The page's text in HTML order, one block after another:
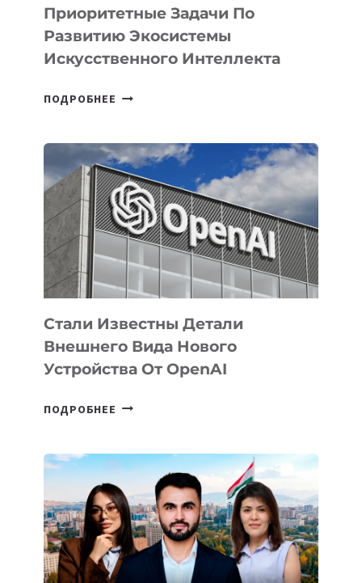
Приоритетные Задачи По
Развитию Экосистемы
Искусственного Интеллекта
ПОДРОБНЕЕ
ПРИОРИТЕТНЫЕ
ЗАДАЧИ
ПО
РАЗВИТИЮ
ЭКОСИСТЕМЫ
ИСКУССТВЕННОГО
ИНТЕЛЛЕКТА
Стали Известны Детали
Внешнего Вида Нового
Устройства От OpenAI
ПОДРОБНЕЕ СТАЛИ
ВНЕШНЕГО
ВИДА
НОВОГО
УСТРОЙСТВА
ОТ
OPENAI